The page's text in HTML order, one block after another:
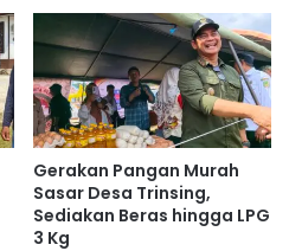
Gerakan Pangan Murah
Sasar Desa Trinsing,
Sediakan Beras hingga LPG
3 Kg